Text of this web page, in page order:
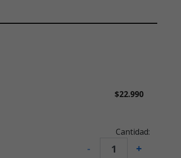
$22.990
Cantidad:
- +